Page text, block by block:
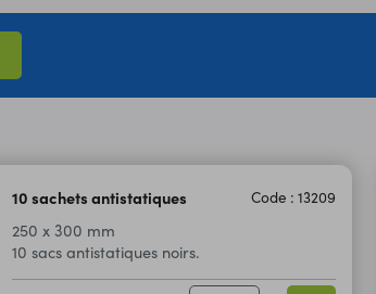
10 sachets antistatiques Code : 13209
250 x 300 mm
10 sacs antistatiques noirs.